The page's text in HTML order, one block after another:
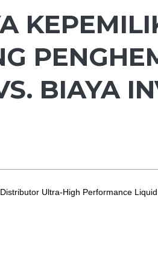
BIAYA
Distributor Ultra-High Performance